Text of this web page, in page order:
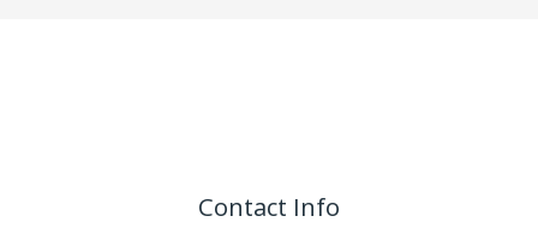
Contact Info